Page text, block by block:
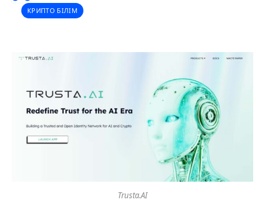
КРИПТО БІЛІМ
Trusta.AI